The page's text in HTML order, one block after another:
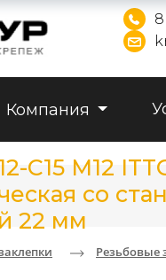
Компания
C15 M12
со
22 мм
Резьбовые